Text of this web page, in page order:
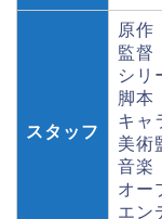
スタッフ
原作
監督
シリ
脚本
キャ
美術
音楽
オー
エン